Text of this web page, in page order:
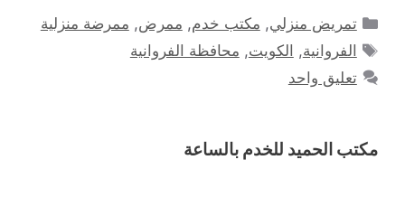
التصنيفات
تمريض منزلي, مكتب خدم, ممرض, ممرضة منزلية
الوسوم
الفروانية, الكويت, محافظة الفروانية
تعليق واحد
مكتب الحميد للخدم بالساعة